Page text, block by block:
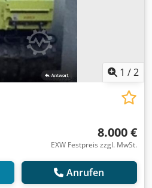
1 /2
8.000 €
EXW Festpreis zzgl. MwSt.
Anrufen